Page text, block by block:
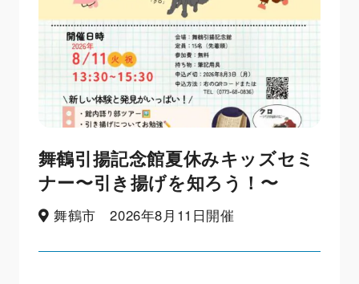
舞鶴引揚記念館夏休みキッズセミ
ナー〜引き揚げを知ろう！〜
舞鶴市 2026年8月11日開催